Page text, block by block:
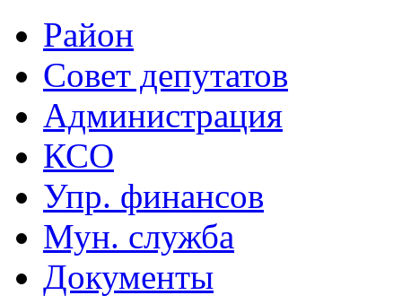
Район
Совет депутатов
Администрация
КСО
Упр. финансов
Мун. служба
Документы